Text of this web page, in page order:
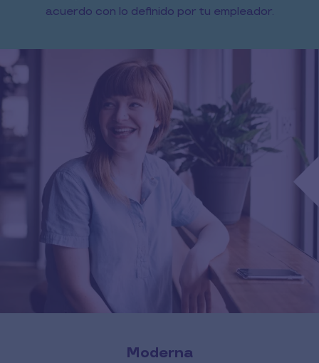
acuerdo con lo definido por tu empleador.
Moderna